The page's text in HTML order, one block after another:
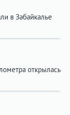
в Забайкалье
открылась